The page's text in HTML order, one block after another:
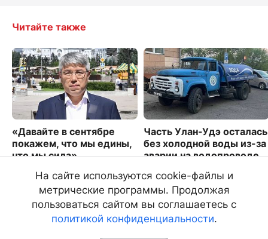
Читайте также
«Давайте в сентябре
покажем, что мы едины,
что мы сила»
2309
Часть Улан-Удэ осталась
без холодной воды из-за
аварии на водопроводе
2088
На сайте используются cookie-файлы и
метрические программы. Продолжая
пользоваться сайтом вы соглашаетесь с
политикой конфиденциальности.